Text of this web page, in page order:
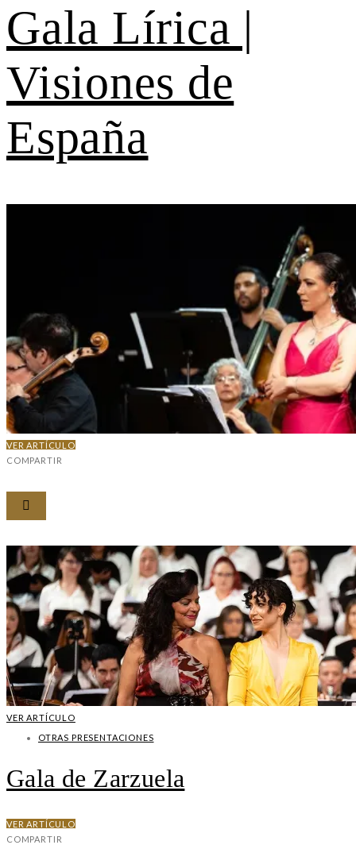
Gala Lírica |
Visiones de
España
VER ARTÍCULO
COMPARTIR
VER ARTÍCULO
OTRAS PRESENTACIONES
Gala de Zarzuela
VER ARTÍCULO
COMPARTIR